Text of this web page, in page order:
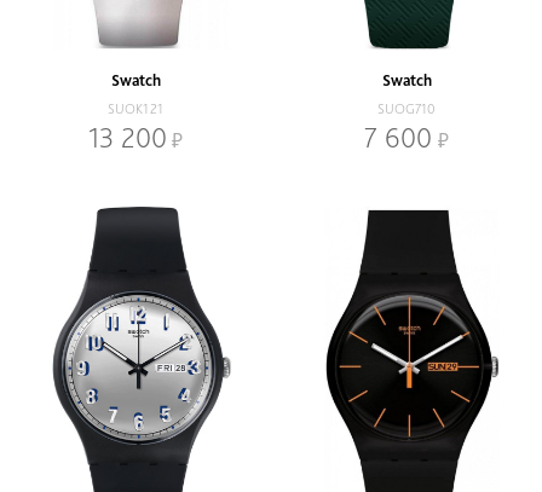
Наличие
В наличии
Кварцевый
Механический
Браслет
Диаметр, мм
Swatch
SUOK121
13 200
Swatch
SUOG710
7 600